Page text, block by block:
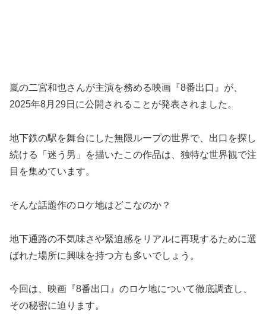
嵐の二宮和也さんが主演を務める映画『8番出口』が、
2025年8月29日に公開されることが発表されました。
地下鉄の駅を舞台にした無限ループの世界で、出口を探し
続ける「迷う男」を描いたこの作品は、独特な世界観で注
目を集めています。
そんな話題作のロケ地はどこなのか？
地下通路の不気味さや緊迫感をリアルに再現するために選
ばれた場所に興味を持つ方も多いでしょう。
今回は、映画『8番出口』のロケ地について徹底調査し、
その秘密に迫ります。